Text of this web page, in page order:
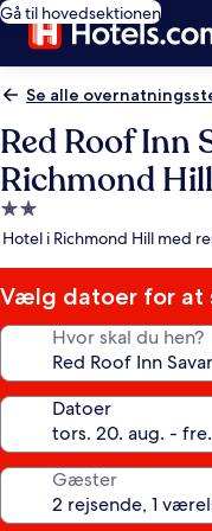
Gå til hovedsektionen
Se alle
Red Roof Inn
Richmond
2.0-
stjernet
Hotel i Richmond Hill med
Vælg datoer for at
Hvor skal du hen?
Datoer
Gæster